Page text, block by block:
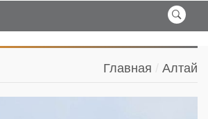
Главная Алтай